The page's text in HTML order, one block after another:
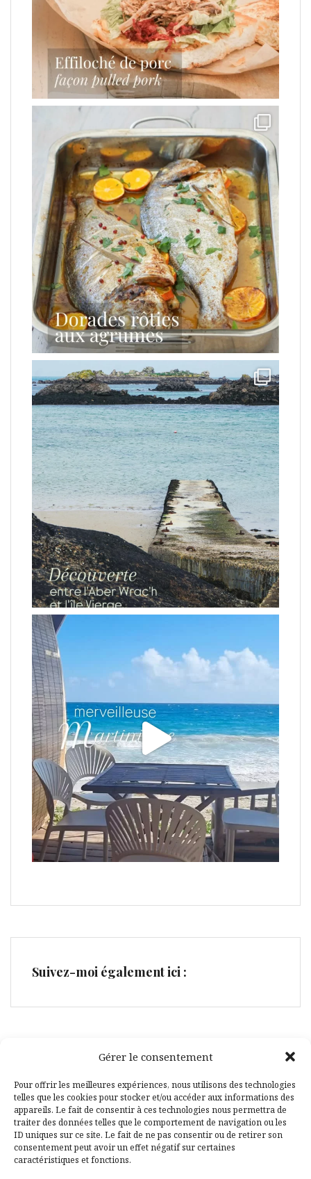
Gérer le consentement
Pour offrir les meilleures expériences, nous utilisons des technologies
telles que les cookies pour stocker et/ou accéder aux informations des
appareils. Le fait de consentir à ces technologies nous permettra de
traiter des données telles que le comportement de navigation ou les
ID uniques sur ce site. Le fait de ne pas consentir ou de retirer son
consentement peut avoir un effet négatif sur certaines
caractéristiques et fonctions.
Suivez-moi également ici :
Facebook
Pinterest